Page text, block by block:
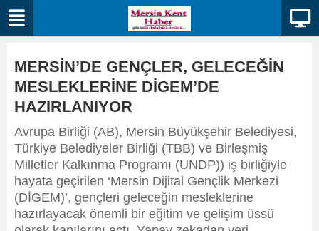
MERSİN’DE GENÇLER, GELECEĞİN
MESLEKLERİNE DİGEM’DE
HAZIRLANIYOR
Avrupa Birliği (AB), Mersin Büyükşehir Belediyesi,
Türkiye Belediyeler Birliği (TBB) ve Birleşmiş
Milletler Kalkınma Programı (UNDP)) iş birliğiyle
hayata geçirilen ‘Mersin Dijital Gençlik Merkezi
(DİGEM)’, gençleri geleceğin mesleklerine
hazırlayacak önemli bir eğitim ve gelişim üssü